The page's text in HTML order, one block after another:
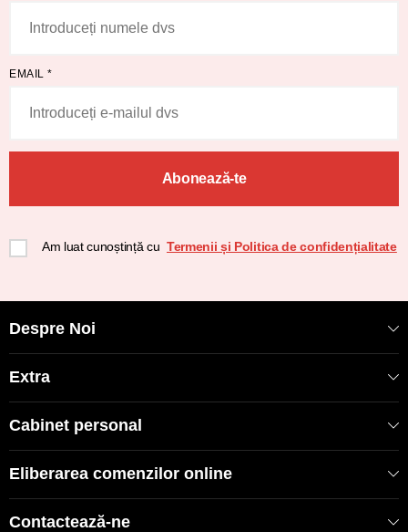
EMAIL *
Abonează-te
Am luat cunoștință cu Termenii și Politica de confidențialitate
Despre Noi
Extra
Cabinet personal
Eliberarea comenzilor online
Contactează-ne